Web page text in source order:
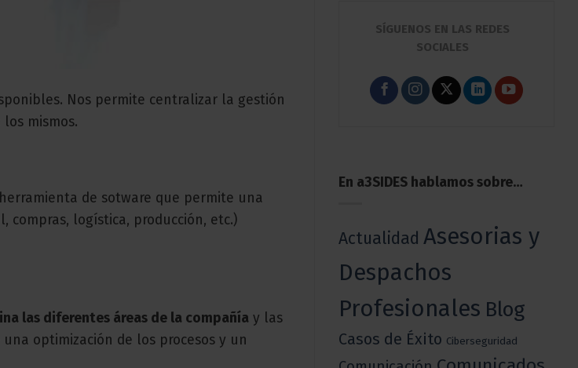
Nos permite centralizar la gestión
mismos.
de sotware que permite una
compras, logística, producción, etc.)
las diferentes áreas de la compañía y las
optimización de los procesos y un
SÍGUENOS EN LAS REDES
SOCIALES
En a3SIDES hablamos sobre…
Actualidad Asesorias y
Despachos
Profesionales Blog
Casos de Éxito Ciberseguridad